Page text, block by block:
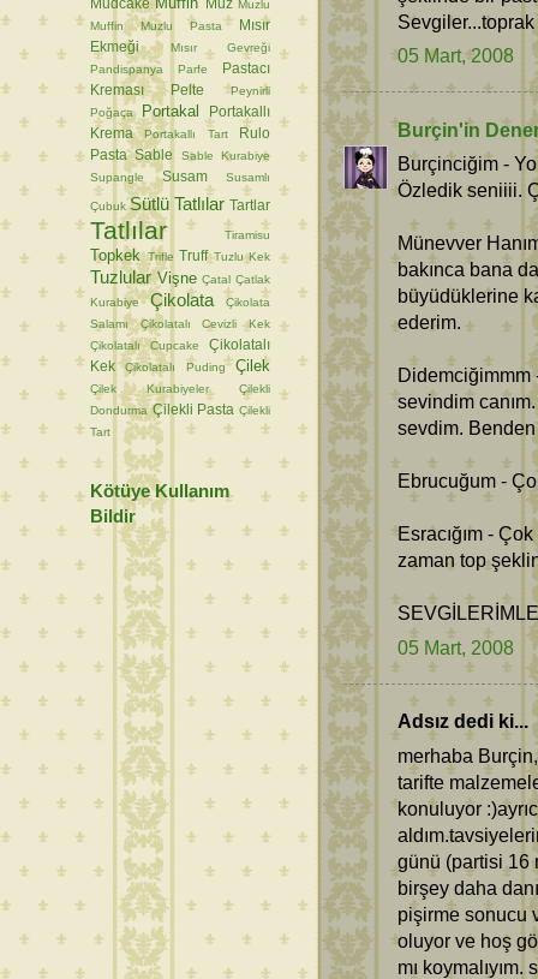
Sevgiler...toprak
05 Mart, 2008
Burçin'in
Burçinciğim -
Özledik seniiii.
Münevver
bakınca bana
büyüdüklerine
ederim.
Didemciğimmm
sevindim
sevdim. Benden
Ebrucuğum -
Esracığım -
zaman top
05 Mart, 2008
Adsız dedi ki...
merhaba Burçin,
tarifte
konuluyor
günü (partisi 16
birşey daha
pişirme sonucu
oluyor ve hoş
mı
Mudcake Muz Muzlu
Muffin
Muzlu Pasta
Mısır
Ekmeği
Mısır Gevreği
Pandispanya
Parfe
Pastacı
Kreması
Pelte
Peynirli
Poğaça
Portakal
Portakallı
Krema
Portakallı Tart
Rulo
Pasta Sable
Sable Kurabiye
Supangle
Susam Susamlı
Çubuk Sütlü Tatlılar Tartlar
Tatlılar Tiramisu
Topkek Trifle Truff Tuzlu Kek
Tuzlular Vişne Çatal Çatlak
Kurabiye
Çikolata
Çikolata
Salamı
Çikolatalı Cevizli Kek
Çikolatalı Cupcake
Çikolatalı
Kek
Çikolatalı Puding Çilek
Çilek Kurabiyeler
Çilekli
Dondurma Çilekli Pasta Çilekli
Tart
Kötüye Kullanım
Bildir